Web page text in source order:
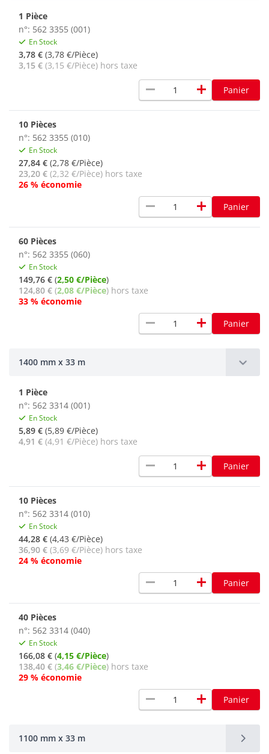
1 Pièce
n°: 562 3355 (001)
En Stock
3,78 € (3,78 €/Pièce)
3,15 € (3,15 €/Pièce) hors taxe
remove add Panier
10 Pièces
n°: 562 3355 (010)
En Stock
27,84 € (2,78 €/Pièce)
23,20 € (2,32 €/Pièce) hors taxe
26 % économie
remove add Panier
60 Pièces
n°: 562 3355 (060)
En Stock
149,76 € (2,50 €/Pièce)
124,80 € (2,08 €/Pièce) hors taxe
33 % économie
remove add Panier
1400 mm x 33 m
1 Pièce
n°: 562 3314 (001)
En Stock
5,89 € (5,89 €/Pièce)
4,91 € (4,91 €/Pièce) hors taxe
remove add Panier
10 Pièces
n°: 562 3314 (010)
En Stock
44,28 € (4,43 €/Pièce)
36,90 € (3,69 €/Pièce) hors taxe
24 % économie
remove add Panier
40 Pièces
n°: 562 3314 (040)
En Stock
166,08 € (4,15 €/Pièce)
138,40 € (3,46 €/Pièce) hors taxe
29 % économie
remove add Panier
1100 mm x 33 m